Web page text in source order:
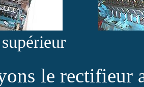
le rectifieur